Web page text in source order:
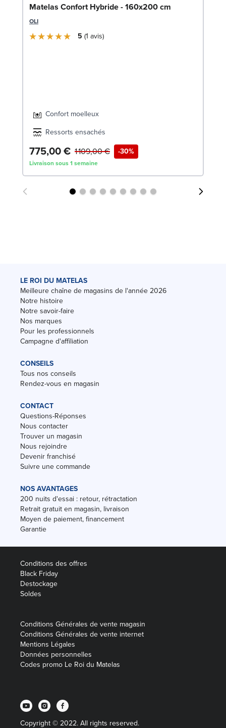
Matelas Confort Hybride - 160x200 cm
OLI
5 1 avis
Confort moelleux
Ressorts ensachés
775,00 € -30%
1 109,00 €
Livraison sous 1 semaine
LE ROI DU MATELAS
Meilleure chaîne de magasins de l'année 2026
Notre histoire
Notre savoir-faire
Nos marques
Pour les professionnels
Campagne d'affiliation
CONSEILS
Tous nos conseils
Rendez-vous en magasin
CONTACT
Questions-Réponses
Nous contacter
Trouver un magasin
Nous rejoindre
Devenir franchisé
Suivre une commande
NOS AVANTAGES
200 nuits d'essai : retour, rétractation
Retrait gratuit en magasin, livraison
Moyen de paiement, financement
Garantie
Conditions des offres
Black Friday
Destockage
Soldes
Conditions Générales de vente magasin
Conditions Générales de vente internet
Mentions Légales
Données personnelles
Codes promo Le Roi du Matelas
Copyright © 2022. All rights reserved.